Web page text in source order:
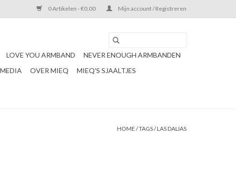
0 Artikelen - €0,00 Mijn account / Registreren
LOVE YOU ARMBAND
NEVER ENOUGH ARMBANDEN
OVER MIEQ
MIEQ'S SJAALTJES
HOME /TAGS/LAS DALIAS